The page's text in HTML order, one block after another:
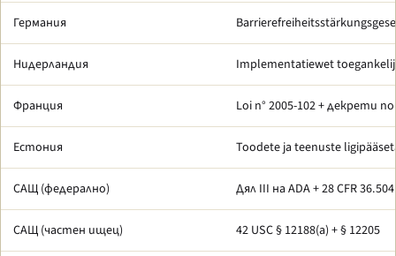
Германия
Нидерландия Implementatiewet
Франция Loi n° 2005-102+ декрети по
Естония Toodete ja teenuste
САЩ (федерално) Дял III на ADA + 28 CFR 36.504
САЩ (частен ищец) 42 USC § 12188(a) + § 12205